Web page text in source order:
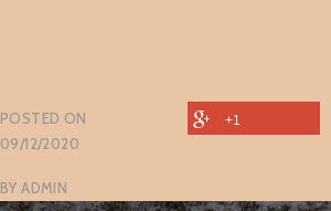
POSTED ON
09/12/2020
BYADMIN
+1